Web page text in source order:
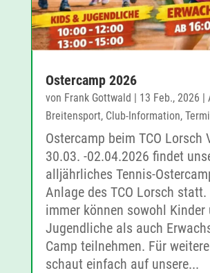
Ostercamp 2026
von Frank Gottwald | 13 Feb., 2026 |
Breitensport, Club-Information,
Ostercamp beim TCO Lorsch
30.03. -02.04.2026 findet
alljährliches Tennis-
Anlage des TCO Lorsch statt.
immer können sowohl Kinder
Jugendliche als auch
Camp teilnehmen. Für
schaut einfach auf unsere...